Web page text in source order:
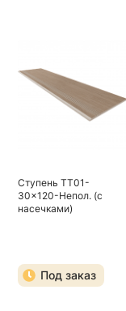
Ступень TT01-
30x120-Непол. (с
насечками)
Под заказ